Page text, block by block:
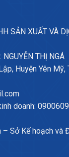
SẢN XUẤT VÀ
THỊ NGÁ
Huyện Yên Mỹ,
doanh:
Sở Kế hoạch và